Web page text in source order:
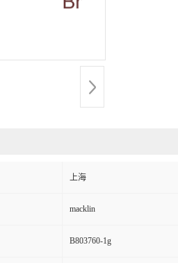
上海
macklin
B803760-1g